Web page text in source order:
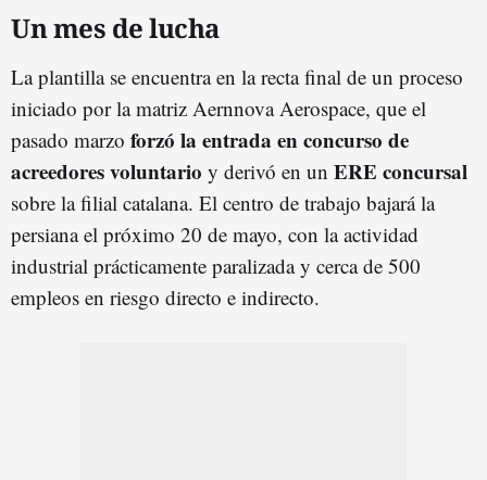
Un mes de lucha
La plantilla se encuentra en la recta final de un proceso
iniciado por la matriz Aernnova Aerospace, que el
pasado marzo forzó la entrada en concurso de
acreedores voluntario y derivó en un ERE concursal
sobre la filial catalana. El centro de trabajo bajará la
persiana el próximo 20 de mayo, con la actividad
industrial prácticamente paralizada y cerca de 500
empleos en riesgo directo e indirecto.